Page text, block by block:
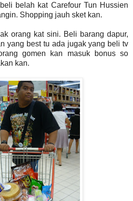
belah kat Carefour Tun Hussien
Shopping jauh sket kan.
orang kat sini. Beli barang dapur,
yang best tu ada jugak yang beli tv
gomen kan masuk bonus so
kan.